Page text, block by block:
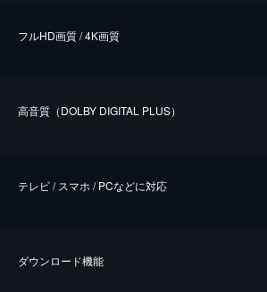
フルHD画質 / 4K画質
⾼⾳質（DOLBY DIGITAL PLUS）
テレビ / スマホ / PCなどに対応
ダウンロード機能